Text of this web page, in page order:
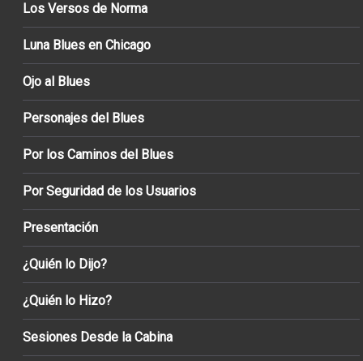
Los Versos de Norma
Luna Blues en Chicago
Ojo al Blues
Personajes del Blues
Por los Caminos del Blues
Por Seguridad de los Usuarios
Presentación
¿Quién lo Dijo?
¿Quién lo Hizo?
Sesiones Desde la Cabina